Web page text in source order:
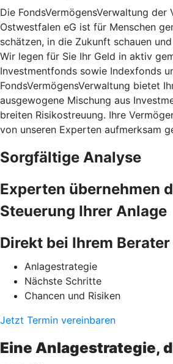
Die FondsVermögensVerwaltung der
Ostwestfalen eG ist für Menschen
schätzen, in die Zukunft schauen
Wir legen für Sie Ihr Geld in aktiv
Investmentfonds sowie Indexfonds
FondsVermögensVerwaltung bietet
ausgewogene Mischung aus
breiten Risikostreuung. Ihre
von unseren Experten aufmerksam
Sorgfältige Analyse
Experten übernehmen
Steuerung Ihrer Anlage
Direkt bei Ihrem
Anlagestrategie
Nächste Schritte
Chancen und Risiken
Jetzt Termin vereinbaren
Eine Anlagestrategie,